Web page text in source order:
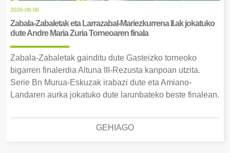
2026-08-06
Zabala-Zabaletak eta Larrazabal-Mariezkurrena II.ak jokatuko
dute Andre Maria Zuria Torneoaren finala
Zabala-Zabaletak gainditu dute Gasteizko torneoko
bigarren finalerdia Altuna III-Rezusta kanpoan utzita.
Serie Bn Murua-Eskuzak irabazi dute eta Amiano-
Landaren aurka jokatuko dute larunbateko beste finalean.
GEHIAGO